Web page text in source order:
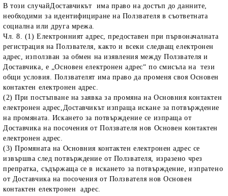
В този случайДоставчикът има право на достъп до данните,
необходими за идентифициране на Ползвателя в съответната
социална или друга мрежа.
Чл. 8. (1) Електронният адрес, предоставен при първоначалната
регистрация на Ползвателя, както и всеки следващ електронен
адрес, използван за обмен на изявления между Ползвателя и
Доставчика, е „Основен електронен адрес“ по смисъла на тези
общи условия. Ползвателят има право да променя своя Основен
контактен електронен адрес.
(2) При постъпване на заявка за промяна на Основния контактен
електронен адрес,Доставчикът изпраща искане за потвърждение
на промяната. Искането за потвърждение се изпраща от
Доставчика на посочения от Ползвателя нов Основен контактен
електронен адрес.
(3) Промяната на Основния контактен електронен адрес се
извършва след потвърждение от Ползвателя, изразено чрез
препратка, съдържаща се в искането за потвърждение, изпратено
от Доставчика на посочения от Ползвателя нов Основен
контактен електронен адрес.